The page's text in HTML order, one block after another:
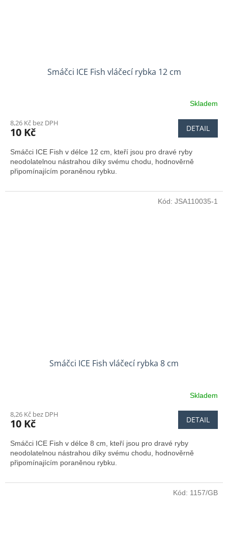
Smáčci ICE Fish vláčecí rybka 12 cm
Skladem
8,26 Kč bez DPH
10 Kč DETAIL
Smáčci ICE Fish v délce 12 cm, kteří jsou pro dravé ryby
neodolatelnou nástrahou díky svému chodu, hodnověrně
připomínajícím poraněnou rybku.
Smáčci ICE Fish vláčecí rybka 8 cm
Skladem
8,26 Kč bez DPH
10 Kč DETAIL
Smáčci ICE Fish v délce 8 cm, kteří jsou pro dravé ryby
neodolatelnou nástrahou díky svému chodu, hodnověrně
připomínajícím poraněnou rybku.
Kód: JSA110035-1
Kód: 1157/GB